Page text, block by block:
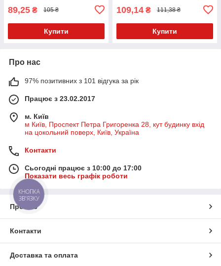
89,25 ₴ 105 ₴
Купити
109,14 ₴ 111,38 ₴
Купити
Про нас
97% позитивних з 101 відгука за рік
Працює з 23.02.2017
м. Київ
м Київ, Проспект Петра Григоренка 28, кут будинку вхід
на цокольний поверх, Київ, Україна
Контакти
Сьогодні працює з 10:00 до 17:00
Показати весь графік роботи
Про нас
Контакти
Доставка та оплата
КНОПКА
ЗВ'ЯЗКУ